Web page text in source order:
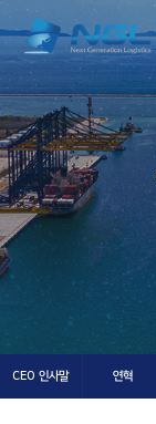
CEO 인사말 연혁